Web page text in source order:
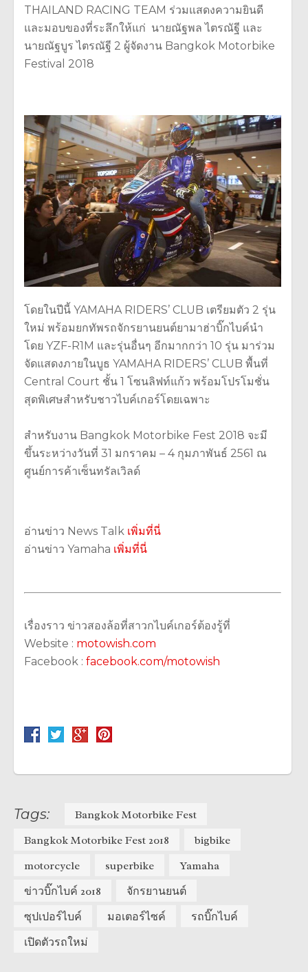
THAILAND RACING TEAM ร่วมแสดงความยินดี
และมอบของที่ระลึกให้แก่ นายณัฐพล ไตรณัฐี และ
นายณัฐบูร ไตรณัฐี 2 ผู้จัดงาน Bangkok Motorbike
Festival 2018
โดยในปีนี้ YAMAHA RIDERS’ CLUB เตรียมตัว 2 รุ่น
ใหม่ พร้อมยกทัพรถจักรยานยนต์ยามาฮ่าบิ๊กไบค์นำ
โดย YZF-R1M และรุ่นอื่นๆ อีกมากกว่า 10 รุ่น มาร่วม
จัดแสดงภายในบูธ YAMAHA RIDERS’ CLUB พื้นที่
Central Court ชั้น 1 โซนลิฟท์แก้ว พร้อมโปรโมชั่น
สุดพิเศษสำหรับชาวไบค์เกอร์โดยเฉพาะ
สำหรับงาน Bangkok Motorbike Fest 2018 จะมี
ขึ้นระหว่างวันที่ 31 มกราคม – 4 กุมภาพันธ์ 2561 ณ
ศูนย์การค้าเซ็นทรัลเวิลด์
อ่านข่าว News Talk เพิ่มที่นี่
อ่านข่าว Yamaha เพิ่มที่นี่
เรื่องราว ข่าวสองล้อที่สาวกไบค์เกอร์ต้องรู้ที่
Website : motowish.com
Facebook : facebook.com/motowish
Tags:
Bangkok Motorbike Fest
Bangkok Motorbike Fest 2018
bigbike
motorcycle
superbike
Yamaha
ข่าวบิ๊กไบค์ 2018
จักรยานยนต์
ซุปเปอร์ไบค์
มอเตอร์ไซค์
รถบิ๊กไบค์
เปิดตัวรถใหม่